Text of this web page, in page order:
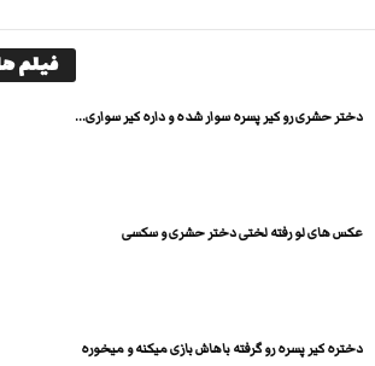
فیلم
دختر حشری رو کیر پسره سوار شده و داره کیر سواری...
عکس های لو رفته لختی دختر حشری و سکسی
دختره کیر پسره رو گرفته باهاش بازی میکنه و میخوره